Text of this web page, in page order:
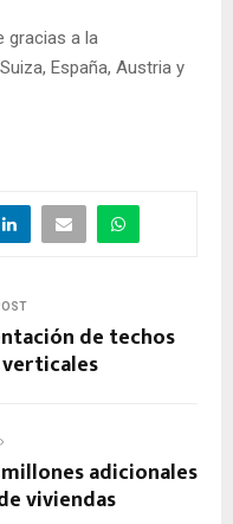
gracias a la
España, Austria y
de techos
adicionales
viviendas